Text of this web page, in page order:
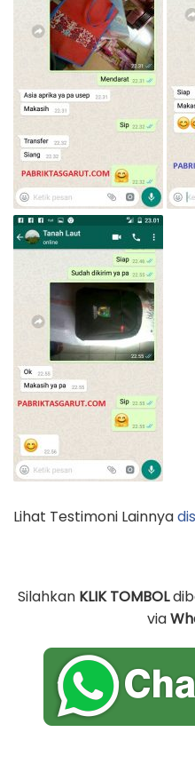
Lihat Testimoni Lainnya
Silahkan KLIK TOMBOL
via